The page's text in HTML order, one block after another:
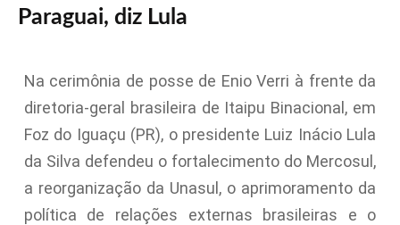
Paraguai, diz Lula
Na cerimônia de posse de Enio Verri à frente da
diretoria-geral brasileira de Itaipu Binacional, em
Foz do Iguaçu (PR), o presidente Luiz Inácio Lula
da Silva defendeu o fortalecimento do Mercosul,
a reorganização da Unasul, o aprimoramento da
política de relações externas brasileiras e o